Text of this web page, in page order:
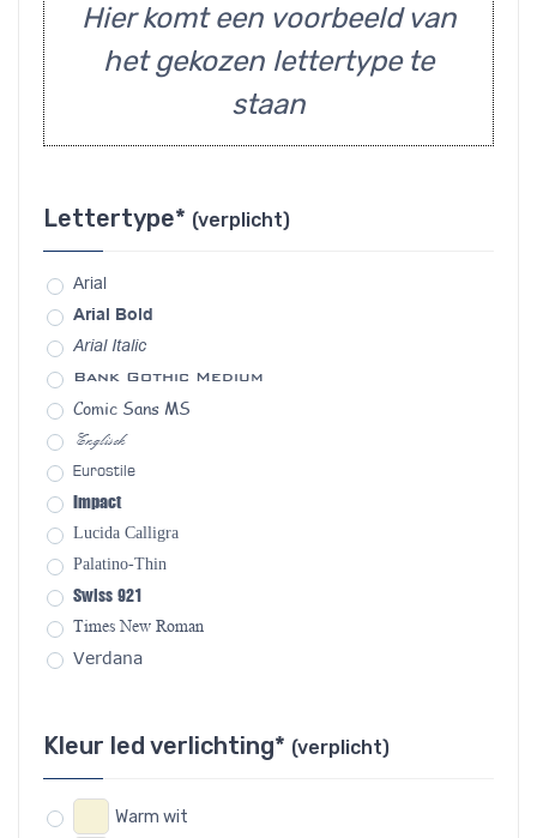
Hier komt een voorbeeld van
het gekozen lettertype te
staan
Lettertype* (verplicht)
Arial
Arial Bold
Arial Italic
Bank Gothic Medium
Comic Sans MS
Englisch
Eurostile
Impact
Lucida Calligra
Palatino-Thin
Swiss 921
Times New Roman
Verdana
Kleur led verlichting* (verplicht)
Warm wit